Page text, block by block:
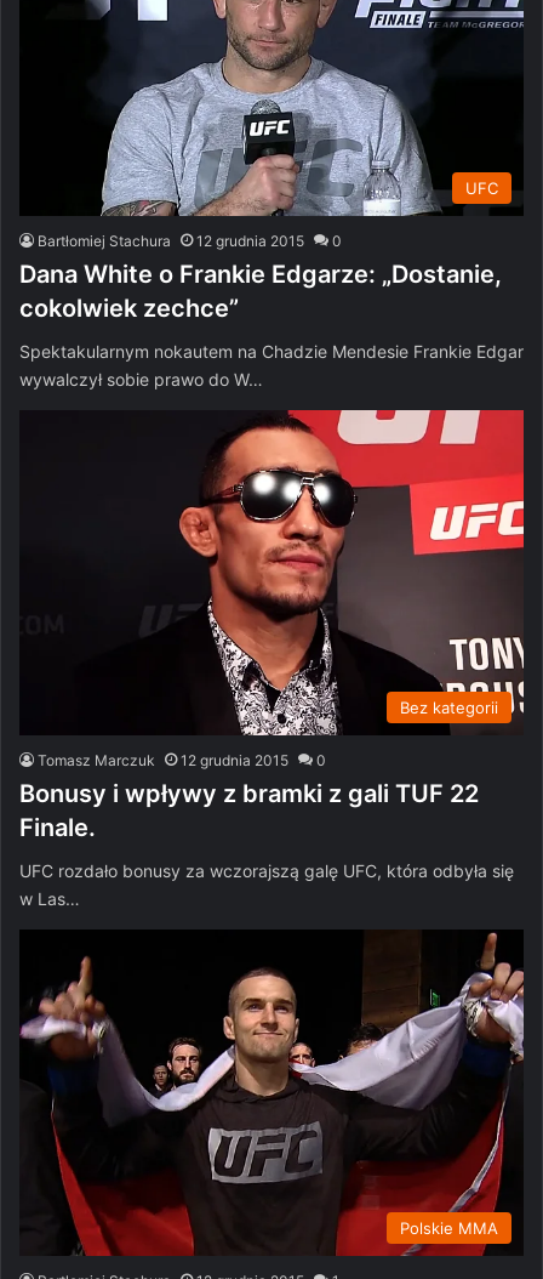
UFC
Bartłomiej Stachura 12 grudnia 2015 0
Dana White o Frankie Edgarze: „Dostanie,
cokolwiek zechce”
Spektakularnym nokautem na Chadzie Mendesie Frankie Edgar
wywalczył sobie prawo do W…
Bez kategorii
Tomasz Marczuk 12 grudnia 2015 0
Bonusy i wpływy z bramki z gali TUF 22
Finale.
UFC rozdało bonusy za wczorajszą galę UFC, która odbyła się
w Las…
Polskie MMA